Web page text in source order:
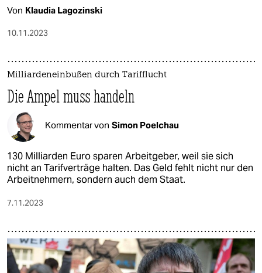
Von Klaudia Lagozinski
10.11.2023
Milliardeneinbußen durch Tarifflucht
Die Ampel muss handeln
Kommentar von Simon Poelchau
130 Milliarden Euro sparen Arbeitgeber, weil sie sich
nicht an Tarifverträge halten. Das Geld fehlt nicht nur den
Arbeitnehmern, sondern auch dem Staat.
7.11.2023